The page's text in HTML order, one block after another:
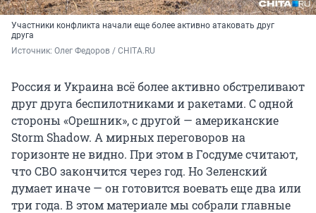
Участники конфликта начали еще более активно атаковать друг
друга
Источник: Олег Федоров / CHITA.RU
Россия и Украина всё более активно обстреливают
друг друга беспилотниками и ракетами. С одной
стороны «Орешник», с другой — американские
Storm Shadow. А мирных переговоров на
горизонте не видно. При этом в Госдуме считают,
что СВО закончится через год. Но Зеленский
думает иначе — он готовится воевать еще два или
три года. В этом материале мы собрали главные